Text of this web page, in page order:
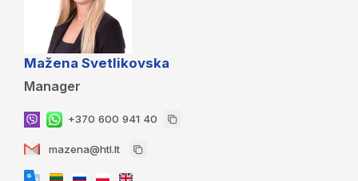
Mažena Svetlikovska
Manager
+370 600 941 40
mazena@htl.lt